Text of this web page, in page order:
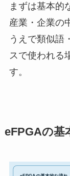
まずは基本的
産業・企業の
うえで類似語
スで使われる
す。
eFPGAの基